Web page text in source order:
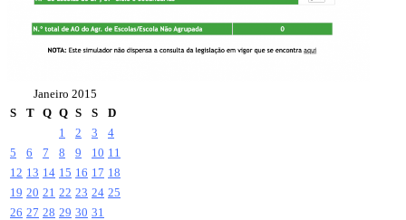
Janeiro 2015
S
T Q Q S S
D
1
2 3
4
5
6 7 8 9 10 11
12 13 14 15 16 17 18
19 20 21 22 23 24 25
26 27 28 29 30 31